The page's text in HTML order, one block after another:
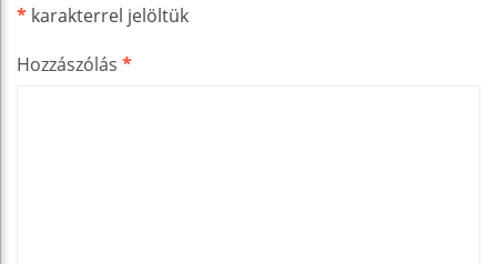
* karakterrel jelöltük
Hozzászólás *